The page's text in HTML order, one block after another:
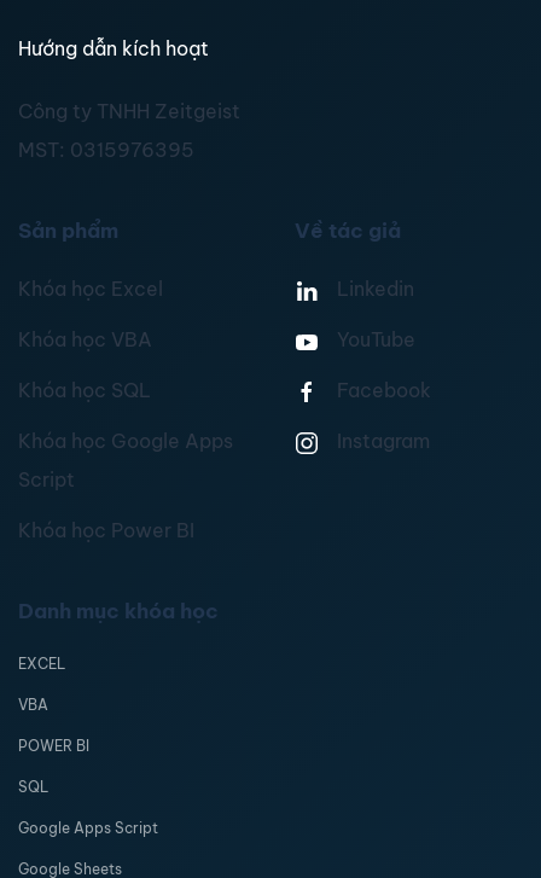
Hướng dẫn kích hoạt
Công ty TNHH Zeitgeist
MST: 0315976395
Sản phẩm
Khóa học Excel
Khóa học VBA
Khóa học SQL
Khóa học Google Apps
Script
Khóa học Power BI
Về tác giả
Linkedin
YouTube
Facebook
Instagram
Danh mục khóa học
EXCEL
VBA
POWER BI
SQL
Google Apps Script
Google Sheets